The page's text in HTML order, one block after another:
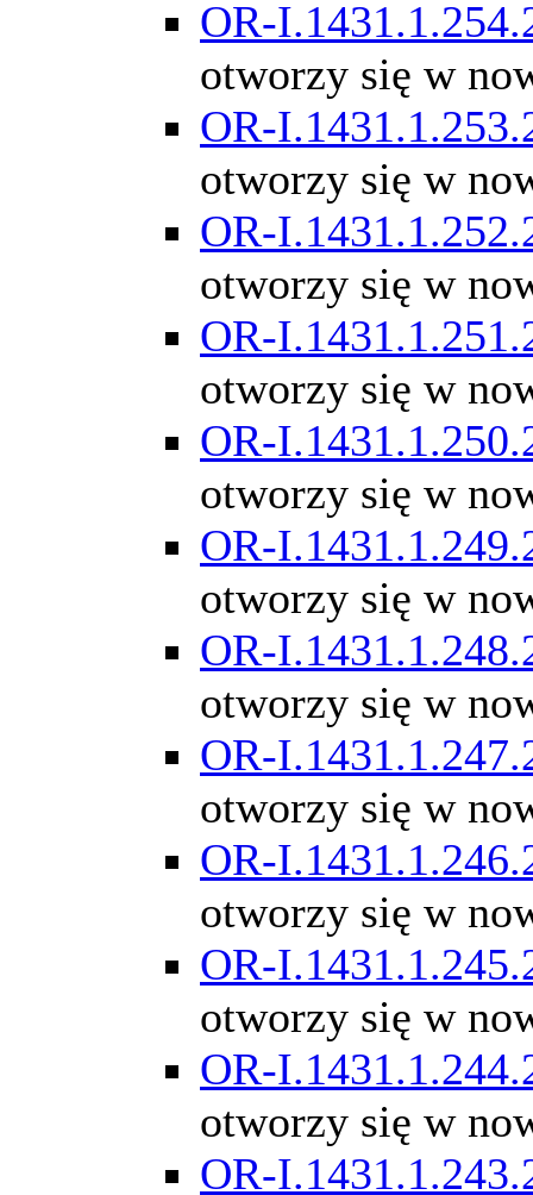
OR-
otworzy się w
OR-
otworzy się w
OR-
otworzy się w
OR-
otworzy się w
OR-
otworzy się w
OR-
otworzy się w
OR-
otworzy się w
OR-
otworzy się w
OR-
otworzy się w
OR-
otworzy się w
OR-
otworzy się w
OR-